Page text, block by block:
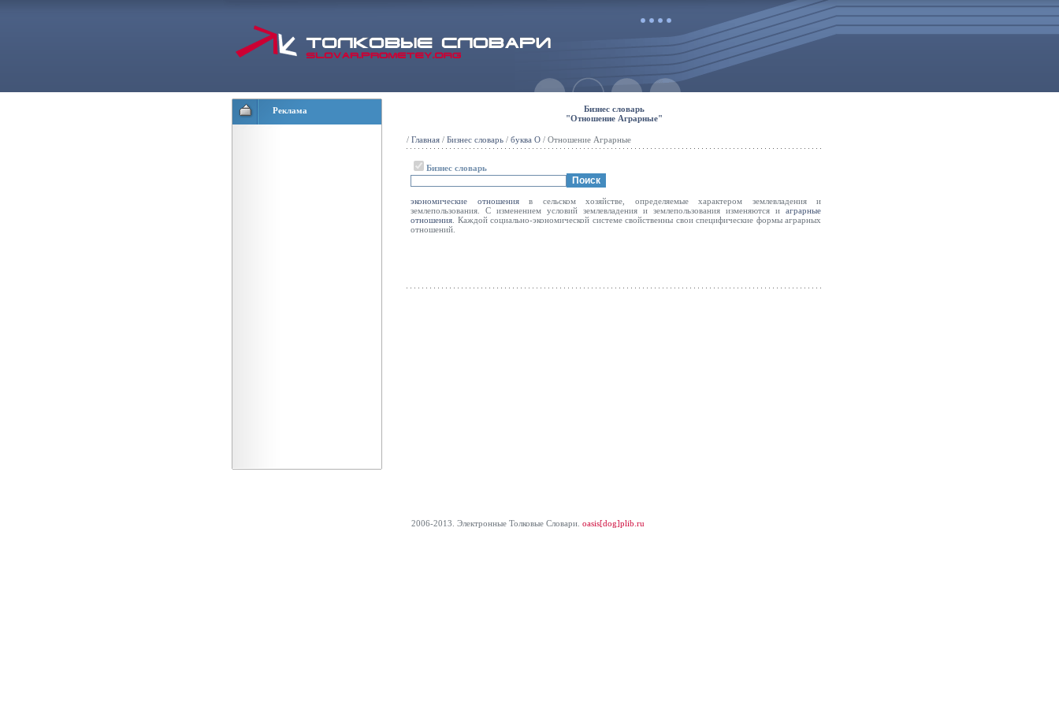
Реклама
Бизнес словарь
"Отношение Аграрные"
/ Главная / Бизнес словарь / буква О / Отношение Аграрные
Бизнес словарь
экономические отношенияв сельском хозяйстве, определяемые характером землевладения и
землепользования. С изменением условий землевладения и землепользования изменяются и аграрные
отношения . Каждой социально-экономической системе свойственны свои специфические формы аграрных
отношений.
2006-2013. Электронные Толковые Cловари. oasis[dog]plib.ru